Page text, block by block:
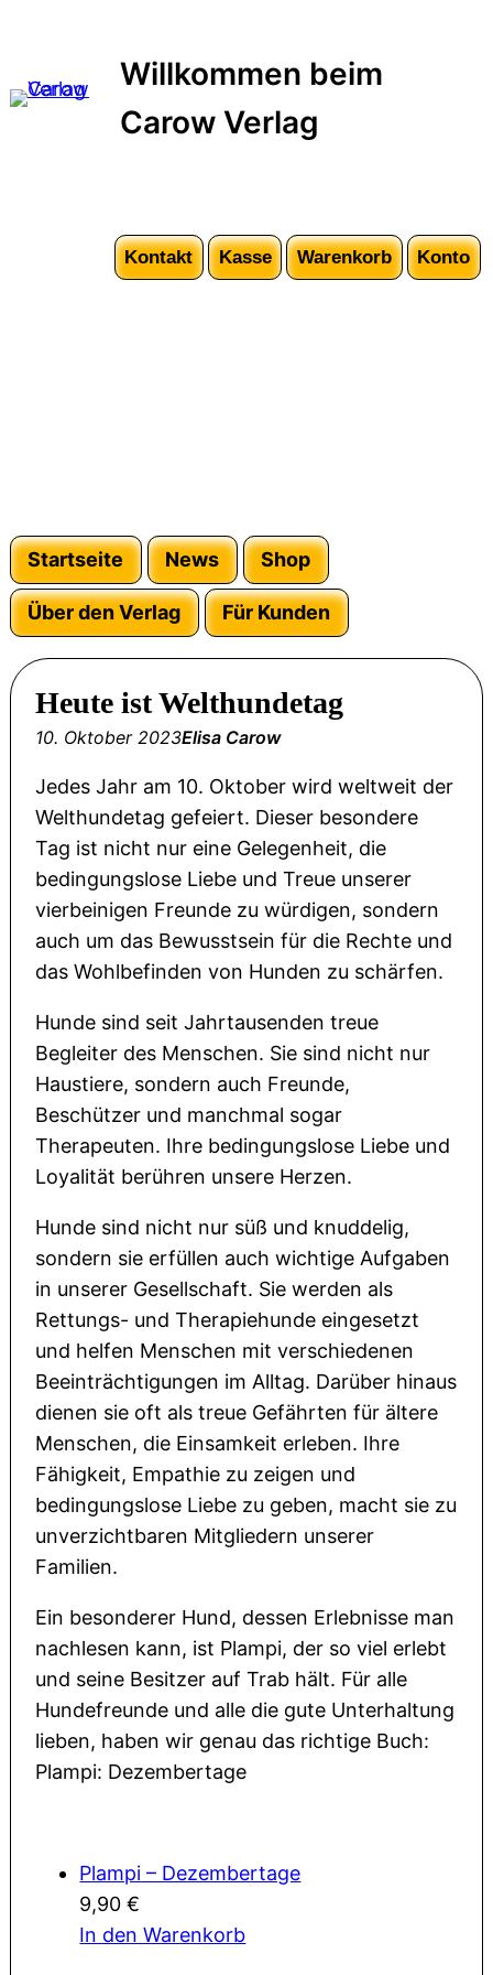
springen
Willkommen beim
Carow Verlag
Kontakt Kasse Warenkorb Konto
Startseite News Shop
Über den Verlag Für Kunden
Heute ist Welthundetag
10. Oktober 2023Elisa Carow
Jedes Jahr am 10. Oktober wird weltweit der
Welthundetag gefeiert. Dieser besondere
Tag ist nicht nur eine Gelegenheit, die
bedingungslose Liebe und Treue unserer
vierbeinigen Freunde zu würdigen, sondern
auch um das Bewusstsein für die Rechte und
das Wohlbefinden von Hunden zu schärfen.
Hunde sind seit Jahrtausenden treue
Begleiter des Menschen. Sie sind nicht nur
Haustiere, sondern auch Freunde,
Beschützer und manchmal sogar
Therapeuten. Ihre bedingungslose Liebe und
Loyalität berühren unsere Herzen.
Hunde sind nicht nur süß und knuddelig,
sondern sie erfüllen auch wichtige Aufgaben
in unserer Gesellschaft. Sie werden als
Rettungs- und Therapiehunde eingesetzt
und helfen Menschen mit verschiedenen
Beeinträchtigungen im Alltag. Darüber hinaus
dienen sie oft als treue Gefährten für ältere
Menschen, die Einsamkeit erleben. Ihre
Fähigkeit, Empathie zu zeigen und
bedingungslose Liebe zu geben, macht sie zu
unverzichtbaren Mitgliedern unserer
Familien.
Ein besonderer Hund, dessen Erlebnisse man
nachlesen kann, ist Plampi, der so viel erlebt
und seine Besitzer auf Trab hält. Für alle
Hundefreunde und alle die gute Unterhaltung
lieben, haben wir genau das richtige Buch:
Plampi: Dezembertage
Plampi – Dezembertage
9,90€
In den Warenkorb